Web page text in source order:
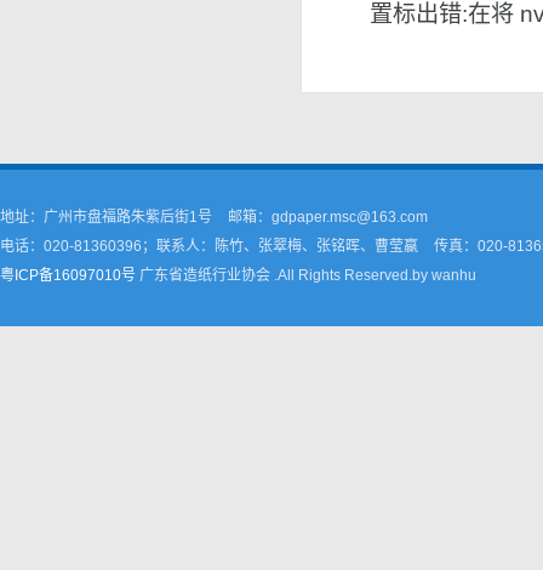
置标出错:在将
地址：广州市盘福路朱紫后街1号
邮箱：gdpaper.msc@163.com
电话：020-81360396；联系人：陈竹、张翠梅、张铭晖、曹莹嬴
传真：020-
粤ICP备16097010号 广东省造纸行业协会 .All Rights Reserved.by wanhu